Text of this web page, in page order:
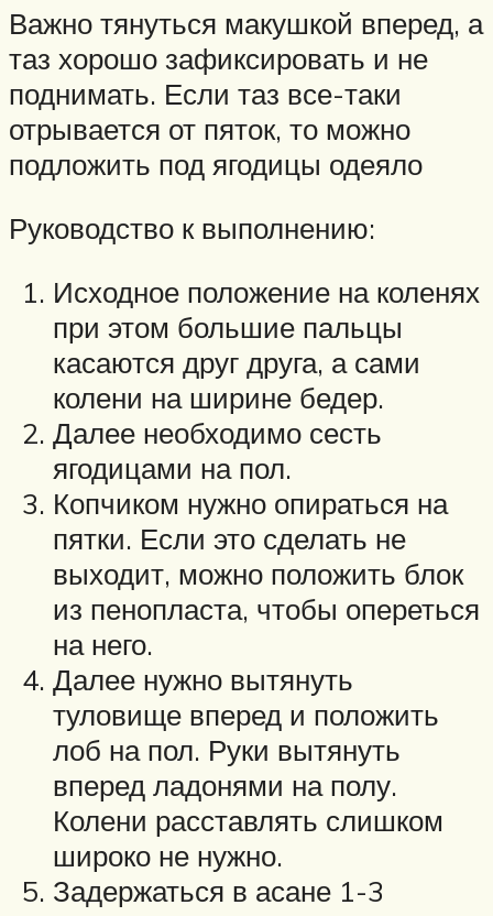
Важно тянуться макушкой вперед, а
таз хорошо зафиксировать и не
поднимать. Если таз все-таки
отрывается от пяток, то можно
подложить под ягодицы одеяло
Руководство к выполнению:
Исходное положение на коленях
при этом большие пальцы
касаются друг друга, а сами
колени на ширине бедер.
Далее необходимо сесть
ягодицами на пол.
Копчиком нужно опираться на
пятки. Если это сделать не
выходит, можно положить блок
из пенопласта, чтобы опереться
на него.
Далее нужно вытянуть
туловище вперед и положить
лоб на пол. Руки вытянуть
вперед ладонями на полу.
Колени расставлять слишком
широко не нужно.
Задержаться в асане 1-3